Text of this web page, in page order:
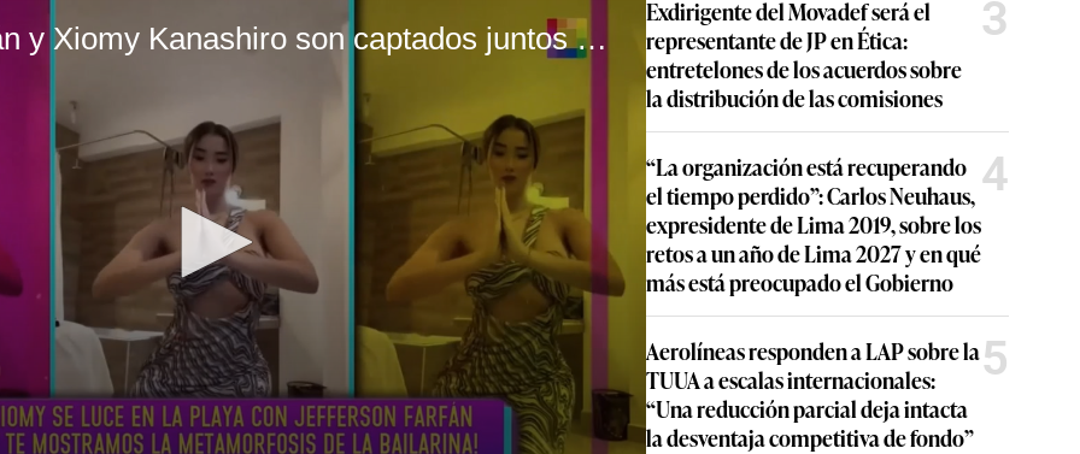
Jefferson Farfán y Xiomy Kanashiro son captados juntos en la playa
Exdirigente del Movadef será el
representante de JP en Ética:
entretelones de los acuerdos sobre
la distribución de las comisiones
3
“La organización está recuperando
el tiempo perdido”: Carlos Neuhaus,
expresidente de Lima 2019, sobre los
retos a un año de Lima 2027 y en qué
más está preocupado el Gobierno
4
Aerolíneas responden a LAP sobre la
TUUA a escalas internacionales:
“Una reducción parcial deja intacta
la desventaja competitiva de fondo”
5